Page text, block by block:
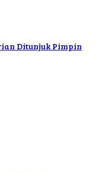
Ditunjuk Pimpin